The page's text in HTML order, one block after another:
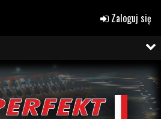
Zaloguj się